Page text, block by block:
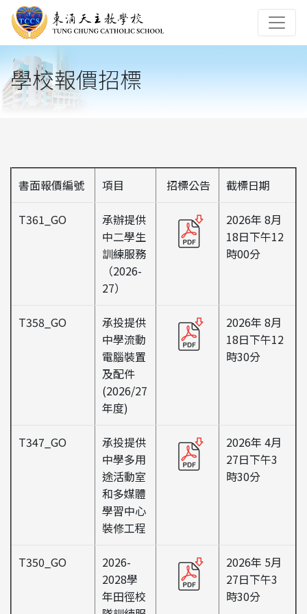
學校報價招標
書面報價編號 項目 招標公告 截標日期
T361_GO
承辦提供
中二學生
訓練服務
（2026-
27）
2026年 8月
18日下午12
時00分
T358_GO
承投提供
中學流動
電腦裝置
及配件
(2026/27
年度)
2026年 8月
18日下午12
時30分
T347_GO
承投提供
中學多用
途活動室
和多媒體
學習中心
裝修工程
2026年 4月
27日下午3
時30分
T350_GO
2026-
2028學
年田徑校
2026年 5月
27日下午3
時30分